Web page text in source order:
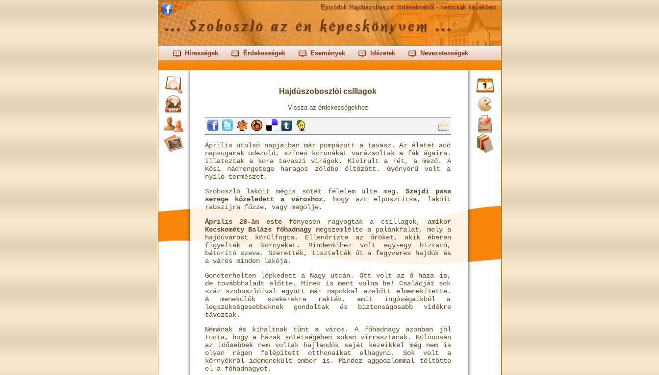
Hírességek Érdekességek Események Idézetek Nevezetességek
Hajdúszoboszlói csillagok
Vissza az érdekességekhez
Április utolsó napjaiban már pompázott a tavasz. Az életet adó
napsugarak üdezöld, színes koronákat varázsoltak a fák ágaira.
Illatoztak a kora tavaszi virágok. Kivirult a rét, a mező. A
Kösi nádrengetege haragos zöldbe öltözött. Gyönyörű volt a
nyíló természet.
Szoboszló lakóit mégis sötét félelem ülte meg. Szejdi pasa
serege közeledett a városhoz, hogy azt elpusztítsa, lakóit
rabszíjra fűzze, vagy megölje.
Április 28-án estefényesen ragyogtak a csillagok, amikor
Kecskeméty Balázs főhadnagy megszemlélte a palánkfalat, mely a
hajdúvárost körülfogta. Ellenőrizte az őröket, akik éberen
figyelték a környéket. Mindenkihez volt egy-egy biztató,
bátorító szava. Szerették, tisztelték őt a fegyveres hajdúk és
a város minden lakója.
Gondterhelten lépkedett a Nagy utcán. Ott volt az ő háza is,
de továbbhaladt előtte. Minek is ment volna be! Családját sok
száz szoboszlóival együtt már napokkal ezelőtt elmenekítette.
A menekülők szekerekre rakták, amit ingóságaikból a
legszükségesebbeknek gondoltak és biztonságosabb vidékre
távoztak.
Némának és kihaltnak tűnt a város. A főhadnagy azonban jól
tudta, hogy a házak sötétségében sokan virrasztanak. Különösen
az idősebbek nem voltak hajlandók saját kezeikkel még nem is
olyan régen felépített otthonaikat elhagyni. Sok volt a
környékről idemenekült ember is. Mindez aggodalommal töltötte
el a főhadnagyot.